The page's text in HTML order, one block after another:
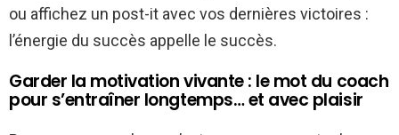
ou affichez un post-it avec vos dernières victoires :
l’énergie du succès appelle le succès.
Garder la motivation vivante : le mot du coach
pour s’entraîner longtemps… et avec plaisir